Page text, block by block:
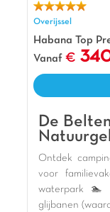
Overijssel
Habana Top
Vanaf
De
Ontdek
voor
waterpark 🏊
glijbanen